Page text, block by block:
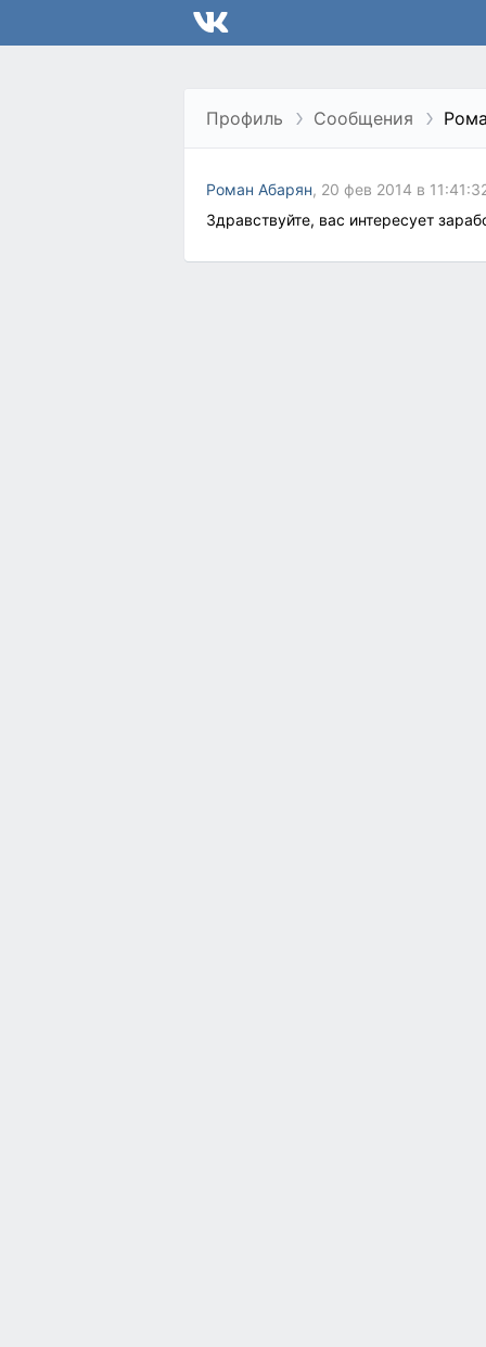
Профиль Сообщения
Роман Абарян, 20 фев 2014 в
Здравствуйте, вас интересует